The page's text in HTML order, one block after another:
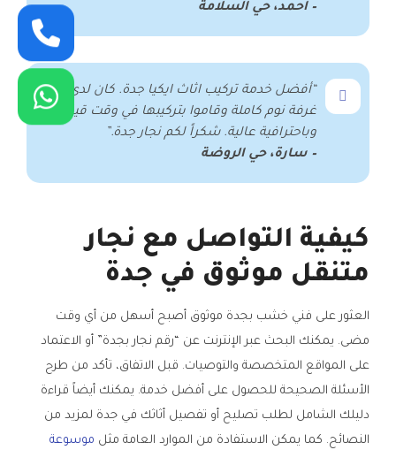
– أحمد، حي السلامة
“أفضل خدمة تركيب اثاث ايكيا جدة. كان لدي
غرفة نوم كاملة وقاموا بتركيبها في وقت قياسي
وباحترافية عالية. شكراً لكم نجار جدة.”
– سارة، حي الروضة
كيفية التواصل مع نجار
متنقل موثوق في جدة
العثور على فني خشب بجدة موثوق أصبح أسهل من أي وقت
مضى. يمكنك البحث عبر الإنترنت عن “رقم نجار بجدة” أو الاعتماد
على المواقع المتخصصة والتوصيات. قبل الاتفاق، تأكد من طرح
الأسئلة الصحيحة للحصول على أفضل خدمة. يمكنك أيضاً قراءة
دليلك الشامل لطلب تصليح أو تفصيل أثاثك في جدة لمزيد من
النصائح. كما يمكن الاستفادة من الموارد العامة مثل موسوعة